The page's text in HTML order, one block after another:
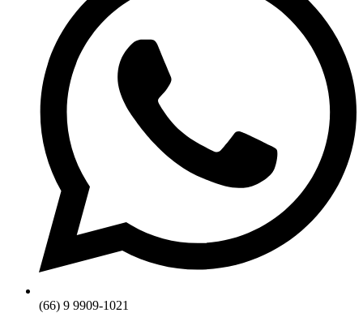
(66) 9 9909-1021